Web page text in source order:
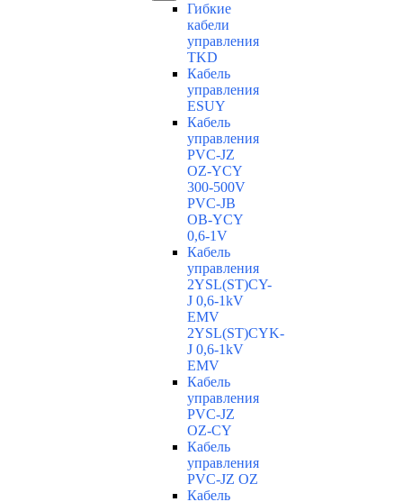
Гибкие
кабели
управления
TKD
Кабель
управления
ESUY
Кабель
управления
PVC-JZ
OZ-YCY
300-500V
PVC-JB
OB-YCY
0,6-1V
Кабель
управления
2YSL(ST)CY-
J 0,6-1kV
EMV
2YSL(ST)CYK-
J 0,6-1kV
EMV
Кабель
управления
PVC-JZ
OZ-CY
Кабель
управления
PVC-JZ OZ
Кабель